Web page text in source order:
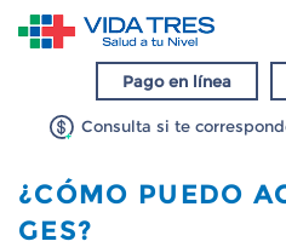
Pago en línea
Consulta si te
¿CÓMO PUEDO
GES?